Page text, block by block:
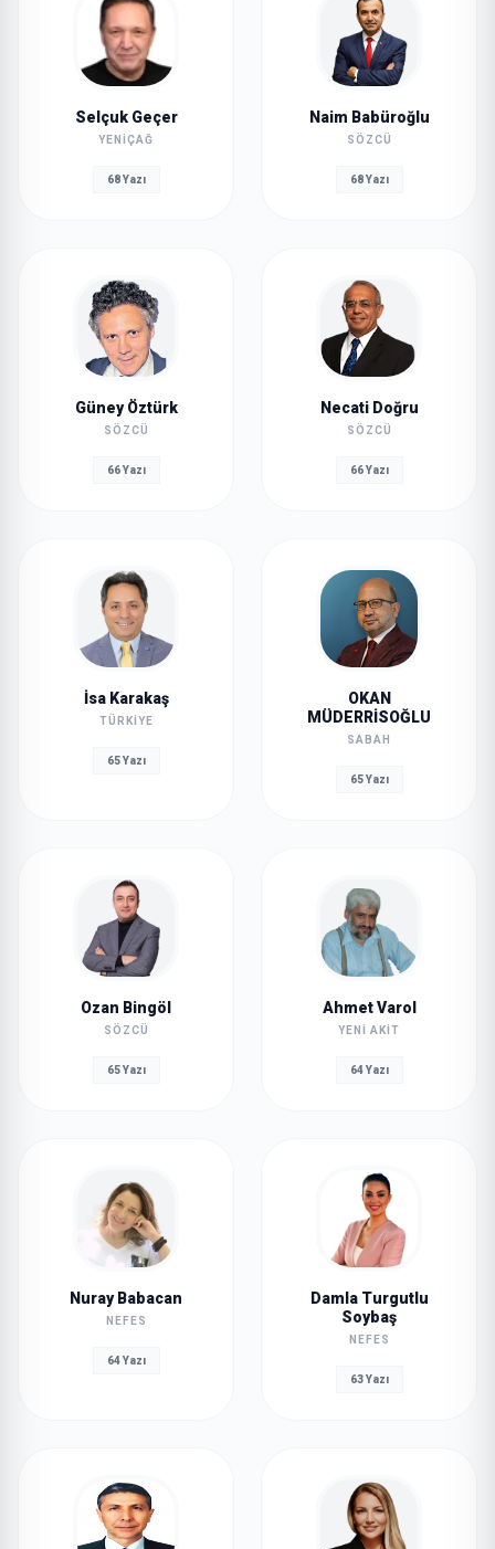
Selçuk Geçer
YENIÇAĞ
68 Yazı
Naim Babüroğlu
SÖZCÜ
68 Yazı
Güney Öztürk
SÖZCÜ
66 Yazı
Necati Doğru
SÖZCÜ
66 Yazı
İsa Karakaş
TÜRKIYE
65 Yazı
OKAN
MÜDERRİSOĞLU
SABAH
65 Yazı
Ozan Bingöl
SÖZCÜ
65 Yazı
Ahmet Varol
YENI AKIT
64 Yazı
Nuray Babacan
NEFES
64 Yazı
Damla Turgutlu
Soybaş
NEFES
63 Yazı